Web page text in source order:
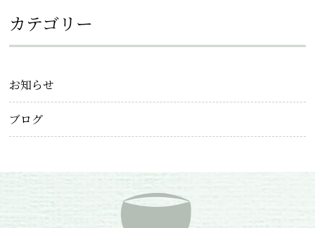
カテゴリー
お知らせ
ブログ